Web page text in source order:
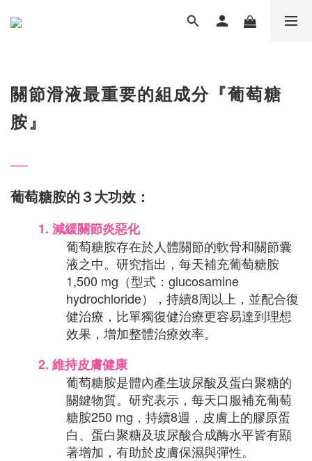
關節滑液最重要的組成分『葡萄糖
胺』
葡萄糖胺的３大功效：
1. 減緩關節炎惡化
葡萄糖胺存在於人體關節的軟骨和關節囊
液之中。研究指出，每天補充葡萄糖胺
1,500 mg（型式：glucosamine
hydrochloride），持續8周以上，並配合復
健治療，比單獨復健治療更容易達到理想
效果，增加整體治療效率。
2. 維持皮膚健康
葡萄糖胺是體內產生玻尿酸及蛋白聚糖的
關鍵物質。研究表示，每天口服補充葡萄
糖胺250 mg，持續8週，皮膚上的膠原蛋
白、蛋白聚糖及玻尿酸合成酶水平皆有顯
著增加，有助於皮膚保濕與彈性。